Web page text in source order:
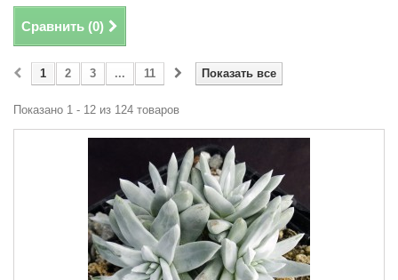
Сравнить (0)
Показать все
1 2 3 ... 11
Показано 1 - 12 из 124 товаров